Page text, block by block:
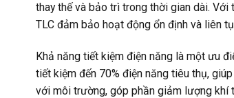
thay thế và bảo trì trong thời gian dài.
TLC đảm bảo hoạt động ổn định và liên
Khả năng tiết kiệm điện năng là một ưu
tiết kiệm đến 70% điện năng tiêu thụ,
với môi trường, góp phần giảm lượng khí